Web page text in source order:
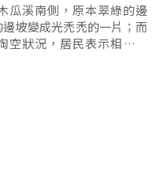
瓜溪南側，原本翠綠的邊
坡變成光禿禿的一片；而
狀況，居民表示相當恐